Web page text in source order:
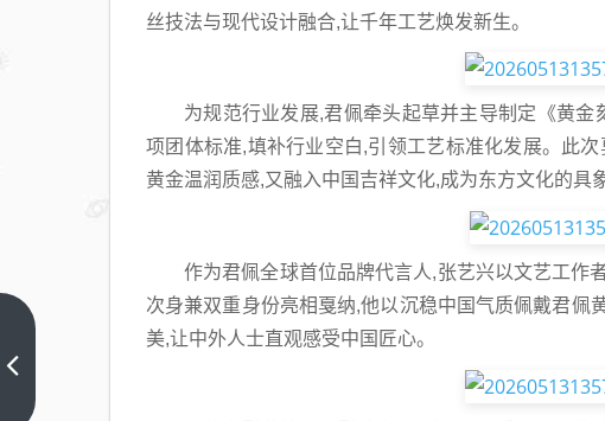
丝技法与现代设计融合,让千年工艺焕发新生。
为规范行业发展,君佩牵头起草并主导制定《黄
项团体标准,填补行业空白,引领工艺标准化发展。此
黄金温润质感,又融入中国吉祥文化,成为东方文化的具
作为君佩全球首位品牌代言人,张艺兴以文艺工作
次身兼双重身份亮相戛纳,他以沉稳中国气质佩戴君佩
美,让中外人士直观感受中国匠心。